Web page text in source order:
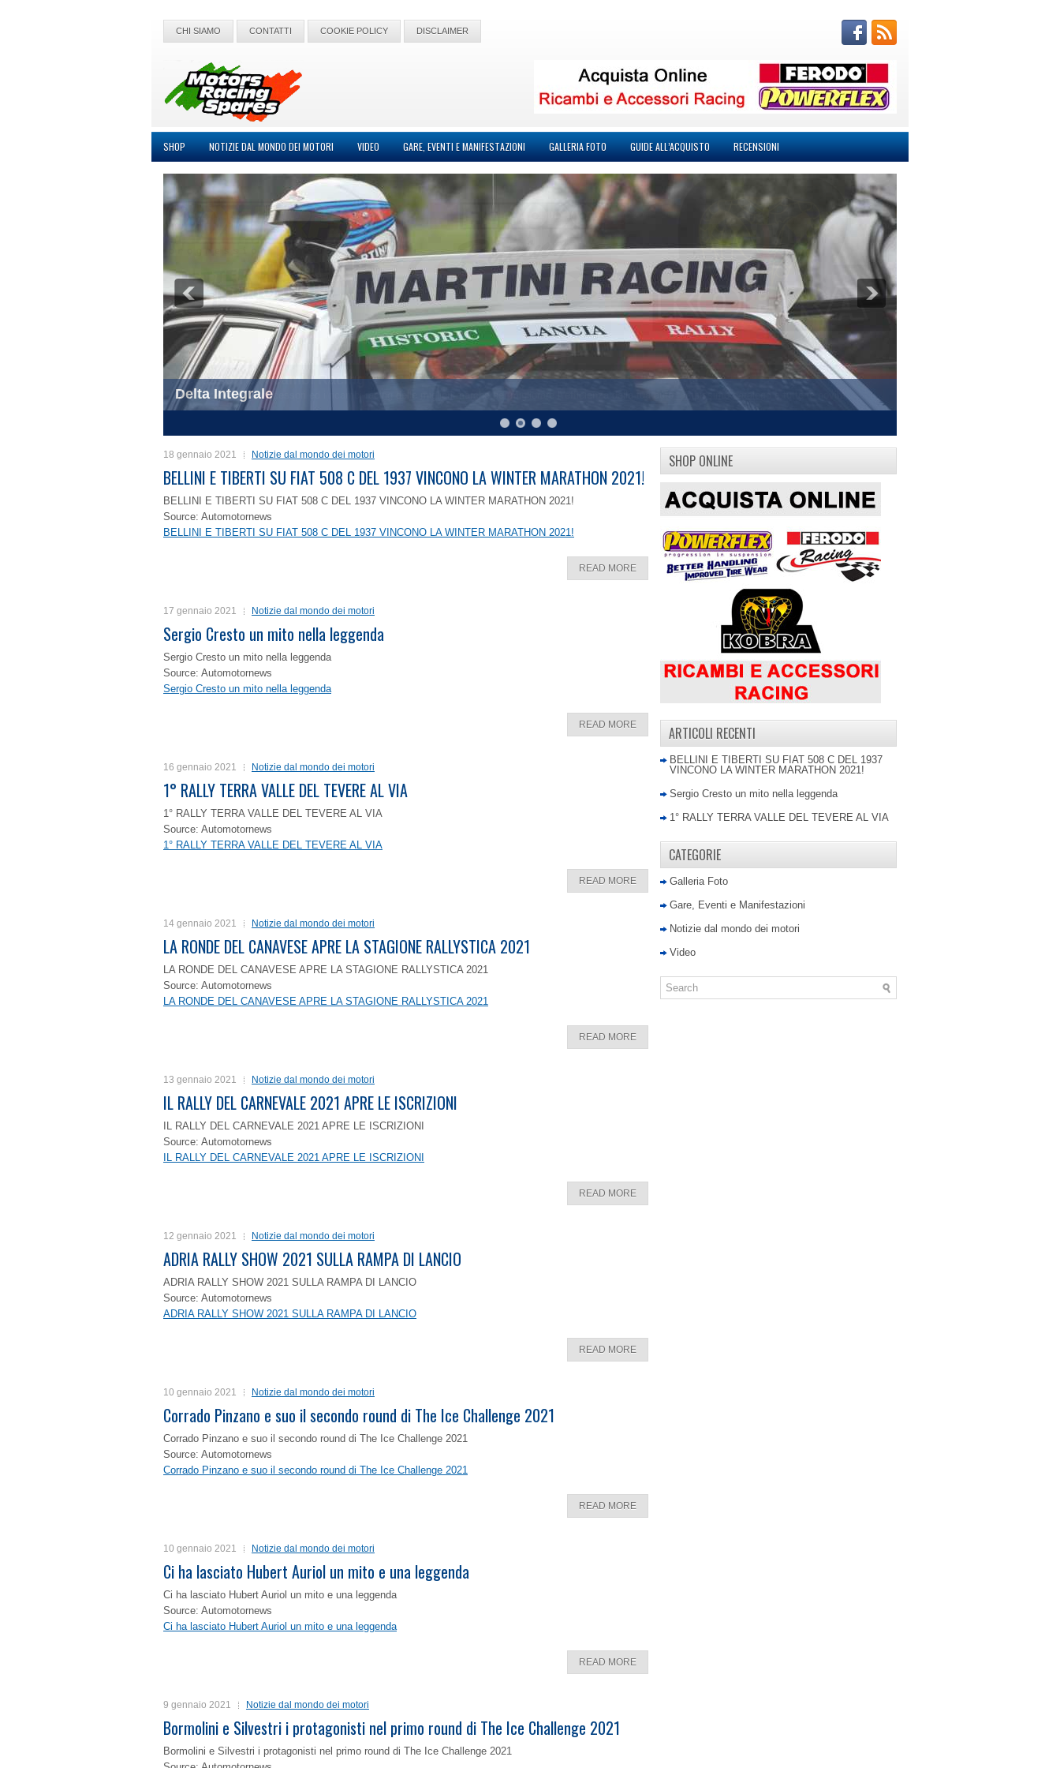
CHI SIAMO CONTATTI COOKIE POLICY DISCLAIMER
SHOP NOTIZIE DAL MONDO DEI MOTORI VIDEO GARE, EVENTI E MANIFESTAZIONI GALLERIA FOTO GUIDE ALL’ACQUISTO RECENSIONI
Delta Integrale
18 gennaio 2021 Notizie dal mondo dei motori
BELLINI E TIBERTI SU FIAT 508 C DEL 1937 VINCONO LA WINTER MARATHON 2021!
BELLINI E TIBERTI SU FIAT 508 C DEL 1937 VINCONO LA WINTER MARATHON 2021!
Source: Automotornews
BELLINI E TIBERTI SU FIAT 508 C DEL 1937 VINCONO LA WINTER MARATHON 2021!
READ MORE
17 gennaio 2021 Notizie dal mondo dei motori
Sergio Cresto un mito nella leggenda
Sergio Cresto un mito nella leggenda
Source: Automotornews
Sergio Cresto un mito nella leggenda
READ MORE
16 gennaio 2021 Notizie dal mondo dei motori
1° RALLY TERRA VALLE DEL TEVERE AL VIA
1° RALLY TERRA VALLE DEL TEVERE AL VIA
Source: Automotornews
1° RALLY TERRA VALLE DEL TEVERE AL VIA
READ MORE
14 gennaio 2021 Notizie dal mondo dei motori
LA RONDE DEL CANAVESE APRE LA STAGIONE RALLYSTICA 2021
LA RONDE DEL CANAVESE APRE LA STAGIONE RALLYSTICA 2021
Source: Automotornews
LA RONDE DEL CANAVESE APRE LA STAGIONE RALLYSTICA 2021
READ MORE
13 gennaio 2021 Notizie dal mondo dei motori
IL RALLY DEL CARNEVALE 2021 APRE LE ISCRIZIONI
IL RALLY DEL CARNEVALE 2021 APRE LE ISCRIZIONI
Source: Automotornews
IL RALLY DEL CARNEVALE 2021 APRE LE ISCRIZIONI
READ MORE
12 gennaio 2021 Notizie dal mondo dei motori
ADRIA RALLY SHOW 2021 SULLA RAMPA DI LANCIO
ADRIA RALLY SHOW 2021 SULLA RAMPA DI LANCIO
Source: Automotornews
ADRIA RALLY SHOW 2021 SULLA RAMPA DI LANCIO
READ MORE
10 gennaio 2021 Notizie dal mondo dei motori
Corrado Pinzano e suo il secondo round di The Ice Challenge 2021
Corrado Pinzano e suo il secondo round di The Ice Challenge 2021
Source: Automotornews
Corrado Pinzano e suo il secondo round di The Ice Challenge 2021
READ MORE
10 gennaio 2021 Notizie dal mondo dei motori
Ci ha lasciato Hubert Auriol un mito e una leggenda
Ci ha lasciato Hubert Auriol un mito e una leggenda
Source: Automotornews
Ci ha lasciato Hubert Auriol un mito e una leggenda
READ MORE
9 gennaio 2021 Notizie dal mondo dei motori
Bormolini e Silvestri i protagonisti nel primo round di The Ice Challenge 2021
Bormolini e Silvestri i protagonisti nel primo round di The Ice Challenge 2021
SHOP ONLINE
ARTICOLI RECENTI
BELLINI E TIBERTI SU FIAT 508 C DEL 1937
VINCONO LA WINTER MARATHON 2021!
Sergio Cresto un mito nella leggenda
1° RALLY TERRA VALLE DEL TEVERE AL VIA
CATEGORIE
Galleria Foto
Gare, Eventi e Manifestazioni
Notizie dal mondo dei motori
Video